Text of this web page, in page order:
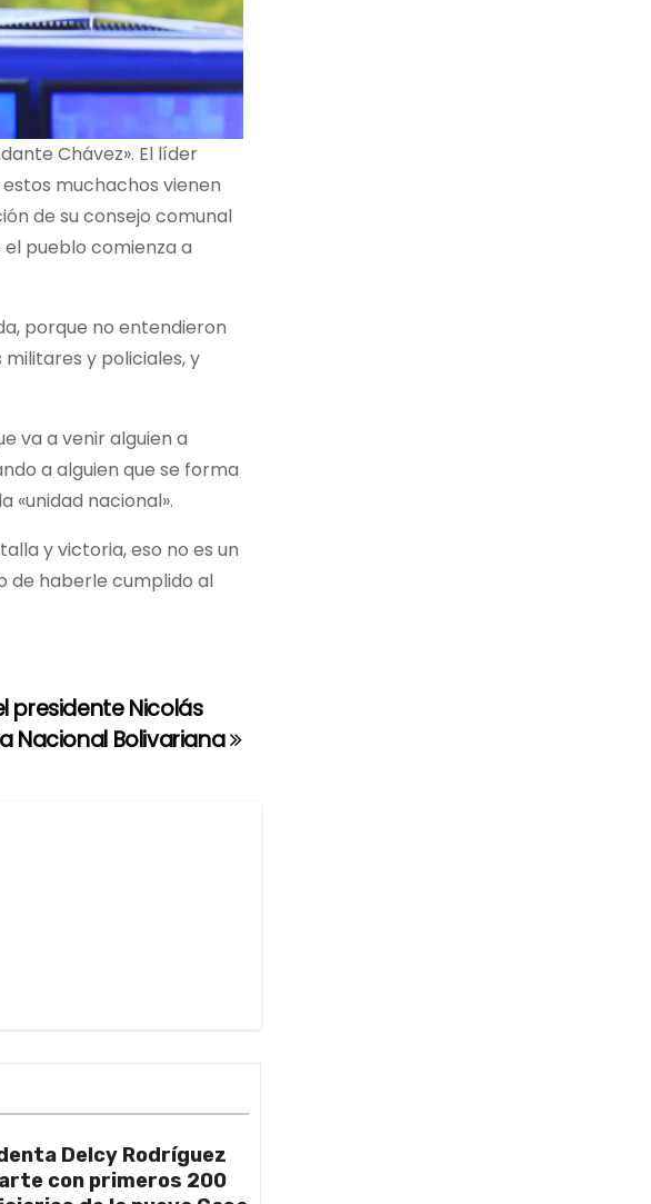
Chávez». El líder
muchachos vienen
de su consejo comunal
el pueblo comienza a
porque no entendieron
y policiales, y
va a venir alguien a
a alguien que se forma
«unidad nacional».
y victoria, eso no es un
de haberle cumplido al
presidente Nicolás
Nacional Bolivariana
Delcy Rodríguez
con primeros 200